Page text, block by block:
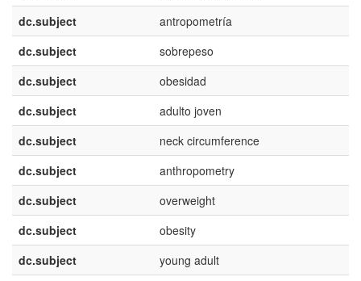
dc.subject
antropometría
dc.subject
sobrepeso
dc.subject
obesidad
dc.subject
adulto joven
dc.subject
neck circumference
dc.subject
anthropometry
dc.subject
overweight
dc.subject
obesity
dc.subject
young adult